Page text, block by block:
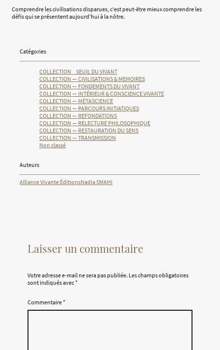
Comprendre les civilisations disparues, c'est peut-être mieux comprendre les
défis qui se présentent aujourd'hui à la nôtre.
Catégories
COLLECTION _ SEUIL DU VIVANT
COLLECTION — CIVILISATIONS & MEMOIRES
COLLECTION — FONDEMENTS DU VIVANT
COLLECTION — INTÉRIEUR & CONSCIENCE VIVANTE
COLLECTION — MÉTASCIENCE
COLLECTION — PARCOURS INITIATIQUES
COLLECTION — REFONDATIONS
COLLECTION — RELECTURE PHILOSOPHIQUE
COLLECTION — RESTAURATION DU SENS
COLLECTION — TRANSMISSION
Non classé
Auteurs
Alliance Vivante ÉditionsNadia SMAHI
Laisser un commentaire
Votre adresse e-mail ne sera pas publiée. Les champs obligatoires
sont indiqués avec*
Commentaire*